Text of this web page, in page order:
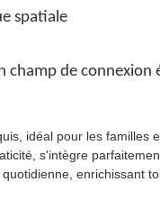
spatiale
champ de connexion
idéal pour les
s'intègre
enrichissant